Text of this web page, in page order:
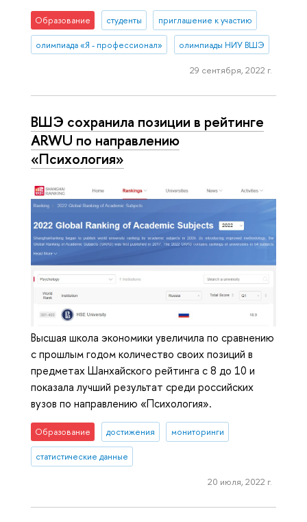
Образование студенты приглашение к участию
олимпиада «Я - профессионал» олимпиады НИУ ВШЭ
29 сентября, 2022 г.
ВШЭ сохранила позиции в рейтинге
ARWU по направлению
«Психология»
Высшая школа экономики увеличила по сравнению
с прошлым годом количество своих позиций в
предметах Шанхайского рейтинга с 8 до 10 и
показала лучший результат среди российских
вузов по направлению «Психология».
Образование достижения мониторинги
статистические данные
20 июля, 2022 г.